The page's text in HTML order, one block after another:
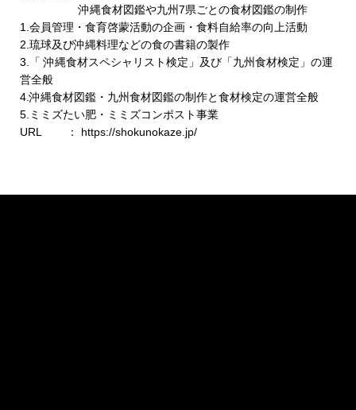
沖縄食材図鑑や九州7県ごとの食材図鑑の制作
1.会員管理・食育啓蒙活動の企画・食料自給率の向上活動
2.琉球及び沖縄料理などの食の書籍の製作
3.「 沖縄食材スペシャリスト検定」及び「九州食材検定」の運
営全般
4.沖縄食材図鑑・九州食材図鑑の制作と食材検定の運営全般
5.ミミズたい肥・ミミズコンポスト事業
URL ： https://shokunokaze.jp/